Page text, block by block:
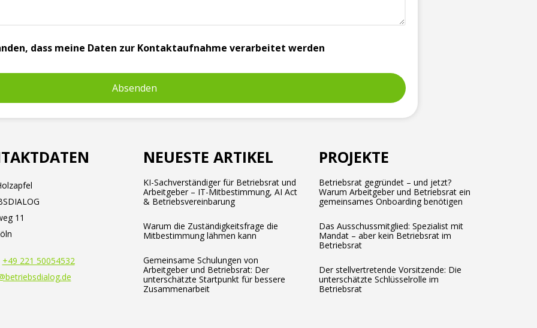
dass meine Daten zur Kontaktaufnahme verarbeitet werden
11
+49 221 50054532
NEUESTE ARTIKEL
KI-Sachverständiger für Betriebsrat und
Arbeitgeber – IT-Mitbestimmung, AI Act
& Betriebsvereinbarung
Warum die Zuständigkeitsfrage die
Mitbestimmung lähmen kann
Gemeinsame Schulungen von
Arbeitgeber und Betriebsrat: Der
unterschätzte Startpunkt für bessere
Zusammenarbeit
PROJEKTE
Betriebsrat gegründet – und jetzt?
Warum Arbeitgeber und Betriebsrat ein
gemeinsames Onboarding benötigen
Das Ausschussmitglied: Spezialist mit
Mandat – aber kein Betriebsrat im
Betriebsrat
Der stellvertretende Vorsitzende: Die
unterschätzte Schlüsselrolle im
Betriebsrat